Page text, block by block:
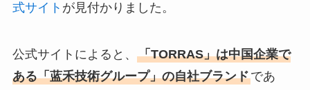
式サイト が見付かりました。
公式サイトによると、 「TORRAS」は中国企業で
ある「蓝禾技術グループ」の自社ブランドであ